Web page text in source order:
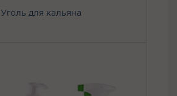
Уголь для кальяна